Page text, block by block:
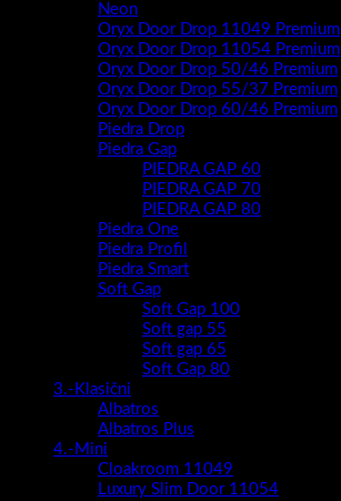
Neon
Oryx Door Drop 11049 Premium
Oryx Door Drop 11054 Premium
Oryx Door Drop 50/46 Premium
Oryx Door Drop 55/37 Premium
Oryx Door Drop 60/46 Premium
Piedra Drop
Piedra Gap
PIEDRA GAP 60
PIEDRA GAP 70
PIEDRA GAP 80
Piedra One
Piedra Profil
Piedra Smart
Soft Gap
Soft Gap 100
Soft gap 55
Soft gap 65
Soft Gap 80
3.-Klasični
Albatros
Albatros Plus
4.-Mini
Cloakroom 11049
Luxury Slim Door 11054